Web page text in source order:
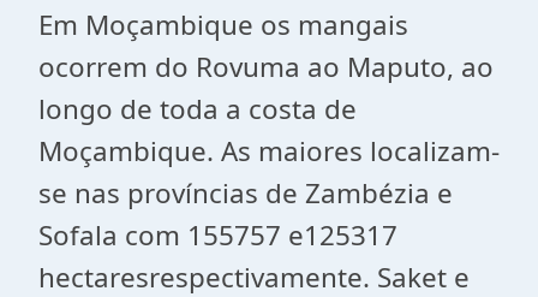
Em Moçambique os mangais
ocorrem do Rovuma ao Maputo, ao
longo de toda a costa de
Moçambique. As maiores localizam-
se nas províncias de Zambézia e
Sofala com 155757 e125317
hectaresrespectivamente. Saket e